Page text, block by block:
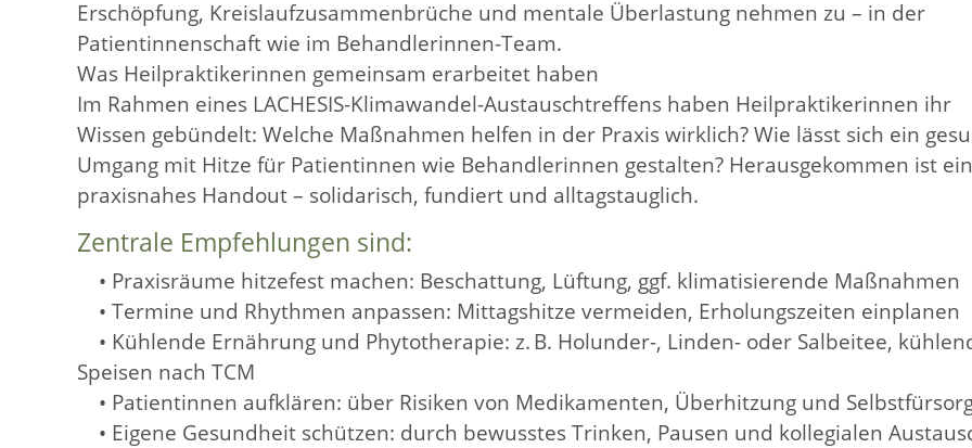
Erschöpfung, Kreislaufzusammenbrüche und mentale Überlastung nehmen zu – in der
Patientinnenschaft wie im Behandlerinnen-Team.
Was Heilpraktikerinnen gemeinsam erarbeitet haben
Im Rahmen eines LACHESIS-Klimawandel-Austauschtreffens haben Heilpraktikerinnen ihr
Wissen gebündelt: Welche Maßnahmen helfen in der Praxis wirklich? Wie lässt sich ein
Umgang mit Hitze für Patientinnen wie Behandlerinnen gestalten? Herausgekommen ist ein
praxisnahes Handout – solidarisch, fundiert und alltagstauglich.
Zentrale Empfehlungen sind:
• Praxisräume hitzefest machen: Beschattung, Lüftung, ggf. klimatisierende Maßnahmen
• Termine und Rhythmen anpassen: Mittagshitze vermeiden, Erholungszeiten einplanen
• Kühlende Ernährung und Phytotherapie: z. B. Holunder-, Linden- oder Salbeitee,
Speisen nach TCM
• Patientinnen aufklären: über Risiken von Medikamenten, Überhitzung und
• Eigene Gesundheit schützen: durch bewusstes Trinken, Pausen und kollegialen